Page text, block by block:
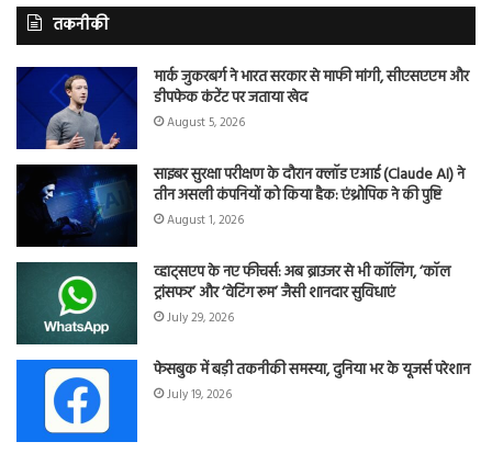
तकनीकी
मार्क जुकरबर्ग ने भारत सरकार से माफी मांगी, सीएसएएम और
डीपफेक कंटेंट पर जताया खेद
August 5, 2026
साइबर सुरक्षा परीक्षण के दौरान क्लॉड एआई (Claude AI) ने
तीन असली कंपनियों को किया हैक: एंथ्रोपिक ने की पुष्टि
August 1, 2026
व्हाट्सएप के नए फीचर्स: अब ब्राउजर से भी कॉलिंग, ‘कॉल
ट्रांसफर’ और ‘वेटिंग रूम’ जैसी शानदार सुविधाएं
July 29, 2026
फेसबुक में बड़ी तकनीकी समस्या, दुनिया भर के यूजर्स परेशान
July 19, 2026